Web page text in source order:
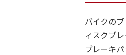
バイクの
ィスクブ
ブレーキ